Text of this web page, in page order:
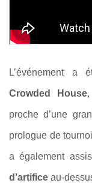
L’événement a
Crowded House
proche d’une
prologue de
a également
d’artifice au-